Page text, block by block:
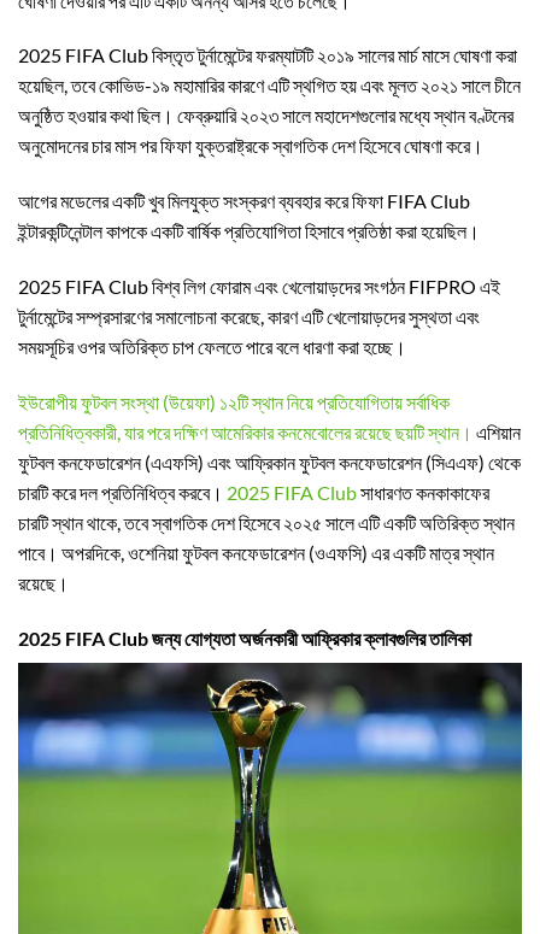
2025 FIFA Club বিস্তৃত টুর্নামেন্টের ফরম্যাটটি ২০১৯ সালের মার্চ মাসে ঘোষণা করা
হয়েছিল, তবে কোভিড-১৯ মহামারির কারণে এটি স্থগিত হয় এবং মূলত ২০২১ সালে চীনে
অনুষ্ঠিত হওয়ার কথা ছিল। ফেব্রুয়ারি ২০২৩ সালে মহাদেশগুলোর মধ্যে স্থান বণ্টনের
অনুমোদনের চার মাস পর ফিফা যুক্তরাষ্ট্রকে স্বাগতিক দেশ হিসেবে ঘোষণা করে।
আগের মডেলের একটি খুব মিলযুক্ত সংস্করণ ব্যবহার করে ফিফা FIFA Club
ইন্টারকন্টিনেন্টাল কাপকে একটি বার্ষিক প্রতিযোগিতা হিসাবে প্রতিষ্ঠা করা হয়েছিল।
2025 FIFA Club বিশ্ব লিগ ফোরাম এবং খেলোয়াড়দের সংগঠন FIFPRO এই
টুর্নামেন্টের সম্প্রসারণের সমালোচনা করেছে, কারণ এটি খেলোয়াড়দের সুস্থতা এবং
সময়সূচির ওপর অতিরিক্ত চাপ ফেলতে পারে বলে ধারণা করা হচ্ছে।
ইউরোপীয় ফুটবল সংস্থা (উয়েফা) ১২টি স্থান নিয়ে প্রতিযোগিতায় সর্বাধিক
প্রতিনিধিত্বকারী, যার পরে দক্ষিণ আমেরিকার কনমেবোলের রয়েছে ছয়টি স্থান। এশিয়ান
ফুটবল কনফেডারেশন (এএফসি) এবং আফ্রিকান ফুটবল কনফেডারেশন (সিএএফ) থেকে
চারটি করে দল প্রতিনিধিত্ব করবে। 2025 FIFA Clubসাধারণত কনকাকাফের
চারটি স্থান থাকে, তবে স্বাগতিক দেশ হিসেবে ২০২৫ সালে এটি একটি অতিরিক্ত স্থান
পাবে। অপরদিকে, ওশেনিয়া ফুটবল কনফেডারেশন (ওএফসি) এর একটি মাত্র স্থান
রয়েছে।
2025 FIFA Club জন্য যোগ্যতা অর্জনকারী আফ্রিকার ক্লাবগুলির তালিকা